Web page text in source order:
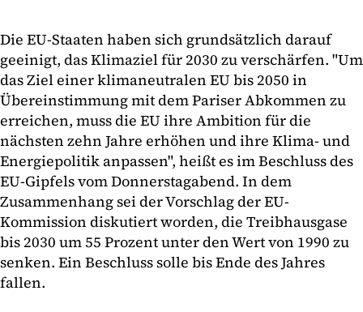
Die EU-Staaten haben sich grundsätzlich darauf
geeinigt, das Klimaziel für 2030 zu verschärfen. "Um
das Ziel einer klimaneutralen EU bis 2050 in
Übereinstimmung mit dem Pariser Abkommen zu
erreichen, muss die EU ihre Ambition für die
nächsten zehn Jahre erhöhen und ihre Klima- und
Energiepolitik anpassen", heißt es im Beschluss des
EU-Gipfels vom Donnerstagabend. In dem
Zusammenhang sei der Vorschlag der EU-
Kommission diskutiert worden, die Treibhausgase
bis 2030 um 55 Prozent unter den Wert von 1990 zu
senken. Ein Beschluss solle bis Ende des Jahres
fallen.